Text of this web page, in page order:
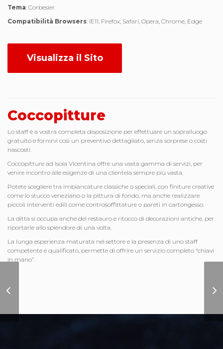
Tema: Corbesier
Compatibilità Browsers: IE11, Firefox, Safari, Opera, Chrome, Edge
Visualizza il Sito
Coccopitture
Lo staff è a vostra completa disposizione per effettuare un sopralluogo
gratuito e fornirvi così un preventivo dettagliato, senza sorprese o costi
nascosti.
Coccopitture ad Isola Vicentina offre una vasta gamma di servizi, per
venire incontro alle esigenze di una clientela sempre più vasta.
Potete scegliere tra imbiancature classiche o speciali, con finiture creative
come lo stucco veneziano o la pittura di fondo, ma anche realizzare
piccoli interventi edili come controsoffittature o pareti in cartongesso.
La ditta si occupa anche del restauro e ritocco di decorazioni antiche, per
riportarle allo splendore di una volta.
La lunga esperienza maturata nel settore e la presenza di uno staff
competente e qualificato, permette di offrire un servizio completo “chiavi
in mano”.